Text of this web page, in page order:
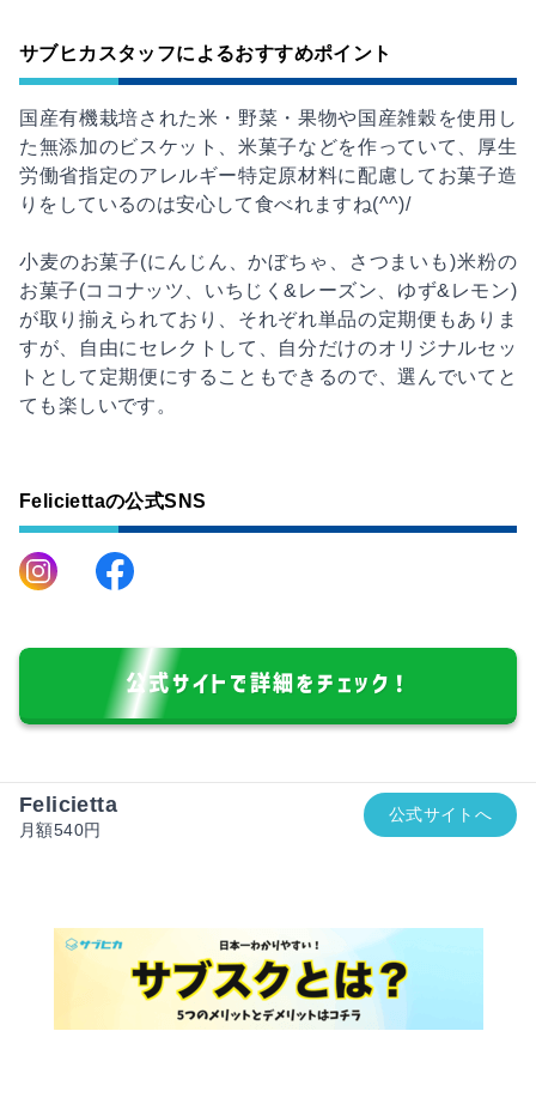
サブヒカスタッフによるおすすめポイント
国産有機栽培された米・野菜・果物や国産雑穀を使用し
た無添加のビスケット、米菓子などを作っていて、厚生
労働省指定のアレルギー特定原材料に配慮してお菓子造
りをしているのは安心して食べれますね(^^)/
小麦のお菓子(にんじん、かぼちゃ、さつまいも)米粉の
お菓子(ココナッツ、いちじく&レーズン、ゆず&レモン)
が取り揃えられており、それぞれ単品の定期便もありま
すが、自由にセレクトして、自分だけのオリジナルセッ
トとして定期便にすることもできるので、選んでいてと
ても楽しいです。
Feliciettaの公式SNS
公式サイトで詳細をチェック！
Felicietta
月額540円
公式サイトへ